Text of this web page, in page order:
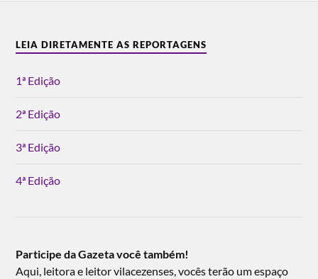
LEIA DIRETAMENTE AS REPORTAGENS
1ª Edição
2ª Edição
3ª Edição
4ª Edição
Participe da Gazeta você também!
Aqui, leitora e leitor vilacezenses, vocês terão um espaço